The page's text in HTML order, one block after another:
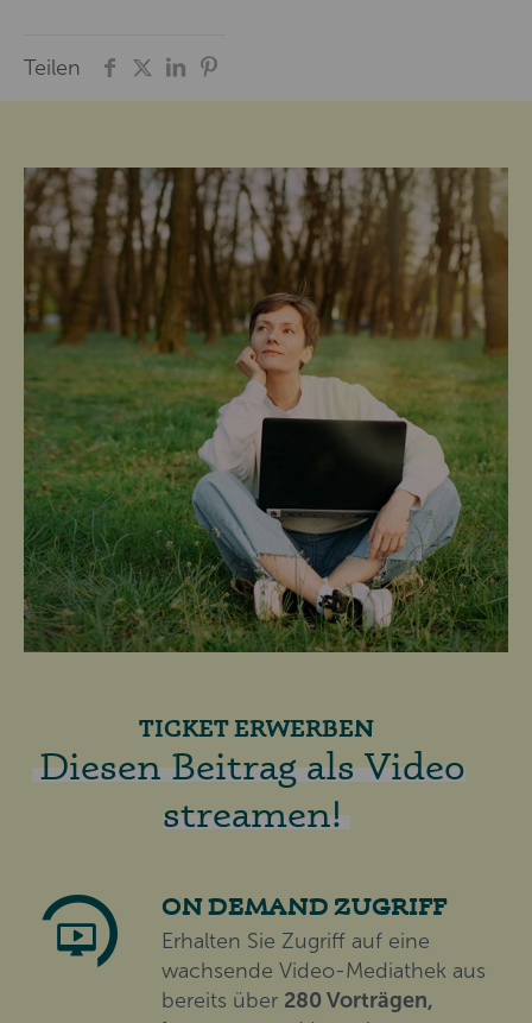
Teilen
TICKET ERWERBEN
Diesen Beitrag als Video
streamen!
ON DEMAND ZUGRIFF
Erhalten Sie Zugriff auf eine
wachsende Video-Mediathek aus
bereits über 280 Vorträgen,